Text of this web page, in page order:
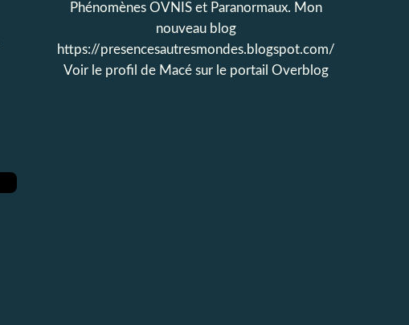
Phénomènes OVNIS et Paranormaux. Mon
nouveau blog
https://presencesautresmondes.blogspot.com/
Voir le profil de Macé sur le portail Overblog